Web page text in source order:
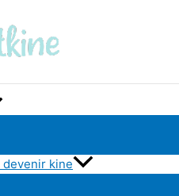
devenir kine